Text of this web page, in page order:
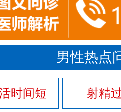
男性热点
时间短 射精